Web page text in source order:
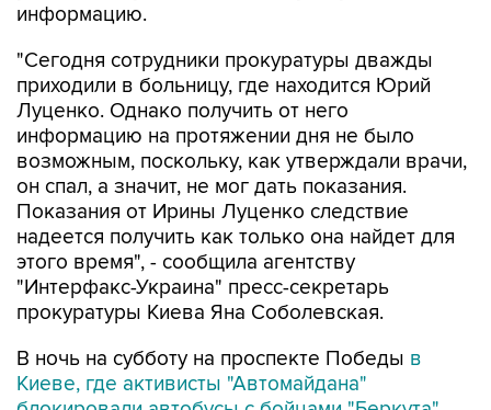
информацию.
"Сегодня сотрудники прокуратуры дважды
приходили в больницу, где находится Юрий
Луценко. Однако получить от него
информацию на протяжении дня не было
возможным, поскольку, как утверждали врачи,
он спал, а значит, не мог дать показания.
Показания от Ирины Луценко следствие
надеется получить как только она найдет для
этого время", - сообщила агентству
"Интерфакс-Украина" пресс-секретарь
прокуратуры Киева Яна Соболевская.
В ночь на субботу на проспекте Победы в
Киеве, где активисты "Автомайдана"